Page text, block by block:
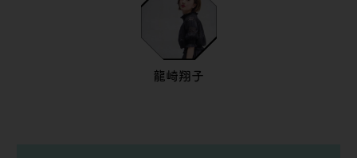
龍崎翔子